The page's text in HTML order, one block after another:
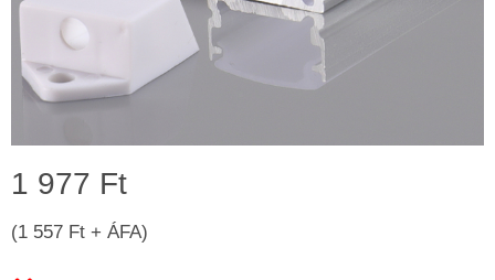
1 977 Ft
(1 557 Ft + ÁFA)